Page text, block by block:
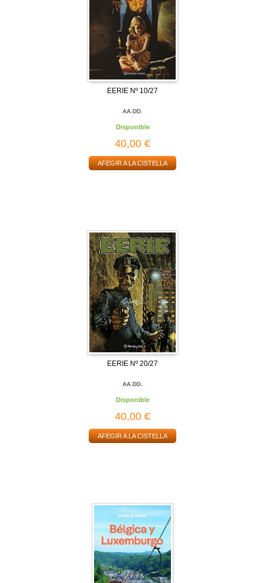
EERIE Nº 10/27
AA.DD.
Disponible
40,00 €
AFEGIR A LA CISTELLA
EERIE Nº 20/27
AA.DD.
Disponible
40,00 €
AFEGIR A LA CISTELLA